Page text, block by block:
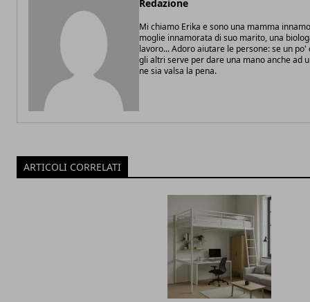
Redazione
Mi chiamo Erika e sono una mamma
moglie innamorata di suo marito, una
lavoro... Adoro aiutare le persone: se un
gli altri serve per dare una mano anche ad
ne sia valsa la pena.
ARTICOLI CORRELATI